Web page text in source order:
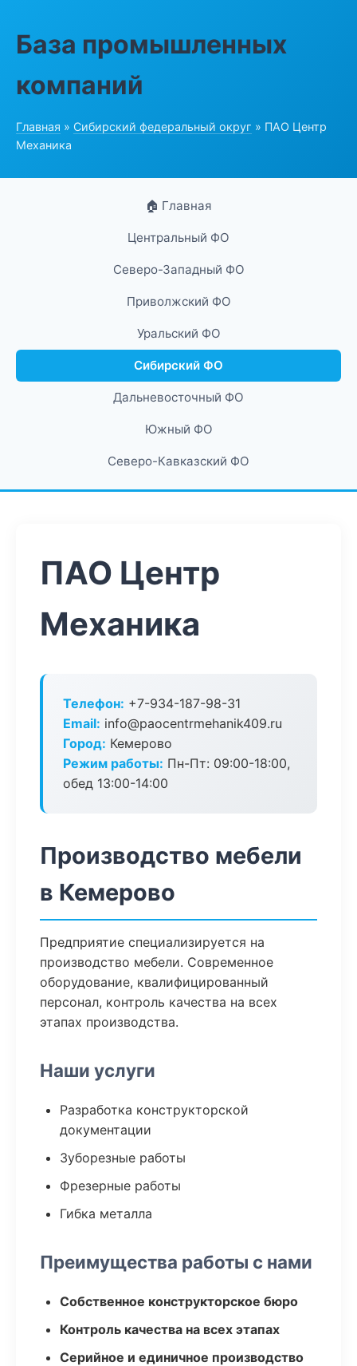
База промышленных
компаний
Главная » Сибирский федеральный округ » ПАО Центр
Механика
🏠 Главная
Центральный ФО
Северо-Западный ФО
Приволжский ФО
Уральский ФО
Сибирский ФО
Дальневосточный ФО
Южный ФО
Северо-Кавказский ФО
ПАО Центр
Механика
Телефон: +7-934-187-98-31
Email: info@paocentrmehanik409.ru
Город: Кемерово
Режим работы: Пн-Пт: 09:00-18:00,
обед 13:00-14:00
Производство мебели
в Кемерово
Предприятие специализируется на
производство мебели. Современное
оборудование, квалифицированный
персонал, контроль качества на всех
этапах производства.
Наши услуги
Разработка конструкторской
документации
Зуборезные работы
Фрезерные работы
Гибка металла
Преимущества работы с нами
Собственное конструкторское бюро
Контроль качества на всех этапах
Серийное и единичное производство